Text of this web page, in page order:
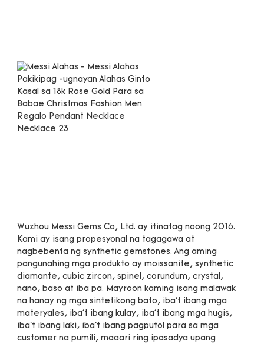
Wuzhou Messi Gems Co, Ltd. ay itinatag noong 2016.
Kami ay isang propesyonal na tagagawa at
nagbebenta ng synthetic gemstones. Ang aming
pangunahing mga produkto ay moissanite, synthetic
diamante, cubic zircon, spinel, corundum, crystal,
nano, baso at iba pa. Mayroon kaming isang malawak
na hanay ng mga sintetikong bato, iba't ibang mga
materyales, iba't ibang kulay, iba't ibang mga hugis,
iba't ibang laki, iba't ibang pagputol para sa mga
customer na pumili, maaari ring ipasadya upang